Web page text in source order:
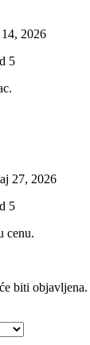
2026
5
27, 2026
5
cenu.
biti objavljena.